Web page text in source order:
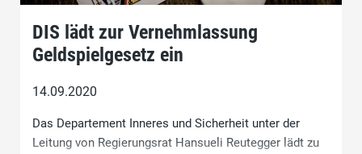
DIS lädt zur Vernehmlassung
Geldspielgesetz ein
14.09.2020
Das Departement Inneres und Sicherheit unter der
Leitung von Regierungsrat Hansueli Reutegger lädt zu